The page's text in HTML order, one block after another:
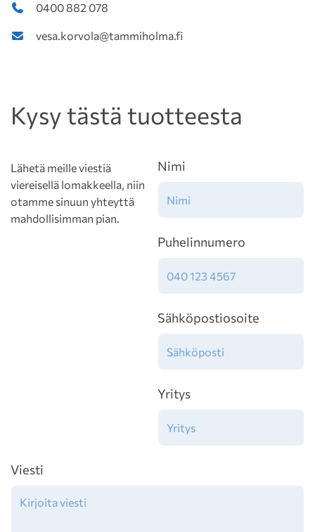
0400 882 078
vesa.korvola@tammiholma.fi
Kysy tästä tuotteesta
Lähetä meille viestiä
viereisellä lomakkeella, niin
otamme sinuun yhteyttä
mahdollisimman pian.
Nimi
Puhelinnumero
Sähköpostiosoite
Yritys
Viesti